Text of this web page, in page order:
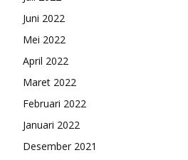
Juni 2022
Mei 2022
April 2022
Maret 2022
Februari 2022
Januari 2022
Desember 2021